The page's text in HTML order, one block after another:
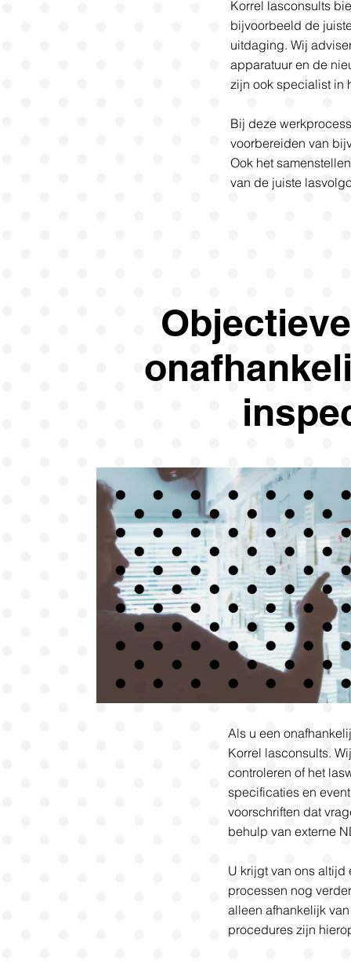
Korrel lasconsults
bijvoorbeeld de
uitdaging. Wij
apparatuur en de
zijn ook specialist in
​Bij deze
voorbereiden van
Ook het
van de juiste
Als u een
Korrel lasconsults.
controleren of het
specificaties en
voorschriften dat
behulp van externe
U krijgt van ons
processen nog
alleen afhankelijk
procedures zijn